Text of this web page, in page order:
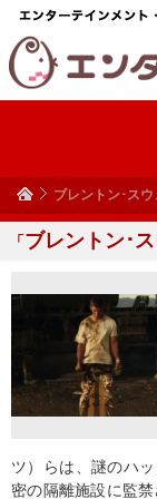
ブレントン･スウ
「ブレントン･
ツ）らは、謎のハ
密の隔離施設に監